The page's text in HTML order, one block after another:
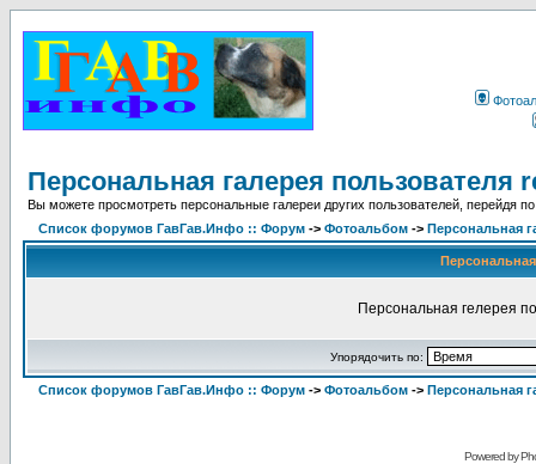
Персональная галерея пользователя
Вы можете просмотреть персональные галереи других пользователей, перейдя
Список форумов ГавГав.Инфо :: Форум -> Фотоальбом -> Персональная
Персональная гелерея
Упорядочить по:
Список форумов ГавГав.Инфо :: Форум -> Фотоальбом -> Персональная
Powered by